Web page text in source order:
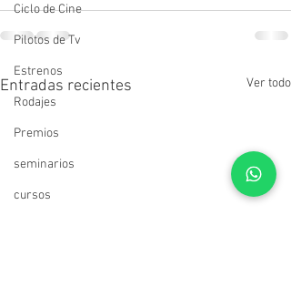
Ciclo de Cine
Pilotos de Tv
Estrenos
Rodajes
Premios
seminarios
cursos
Entradas recientes Ver todo